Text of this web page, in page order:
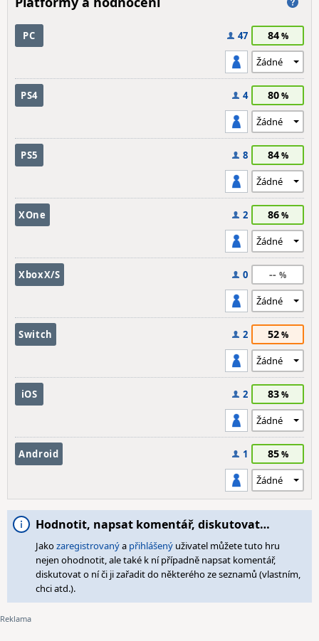
PC 47 84
PS4 4 80
PS5 8 84
XOne 2 86
XboxX/S 0 --
Switch 2 52
iOS 2 83
Android 1 85
Hodnotit, napsat komentář, diskutovat…
Jakozaregistrovanýa přihlášený uživatel můžete tuto hru
nejen ohodnotit, ale také k ní případně napsat komentář,
diskutovat o ní či ji zařadit do některého ze seznamů (vlastním,
chci atd.).